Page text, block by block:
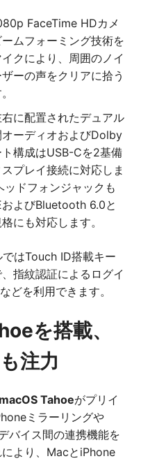
FaceTime HDカメ
ムフォーミング技術を
クにより、周囲のノイ
ーの声をクリアに拾う
に配置されたデュアル
ーディオおよびDolby
構成はUSB-Cを2基備
プレイ接続に対応しま
ドフォンジャックも
よびBluetooth 6.0と
にも対応します。
はTouch ID搭載キー
指紋認証によるログイ
どを利用できます。
を搭載、
注力
macOS Tahoeがプリイ
ミラーリングや
バイス間の連携機能を
より、MacとiPhone